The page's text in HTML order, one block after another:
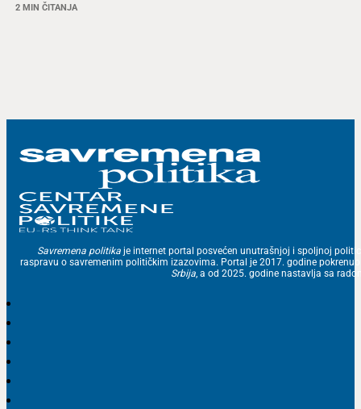
2 MIN ČITANJA
Savremena politika je internet portal posvećen unutrašnjoj i spoljnoj
raspravu o savremenim političkim izazovima. Portal je 2017. godine
Srbija, a od 2025. godine nastavlja sa